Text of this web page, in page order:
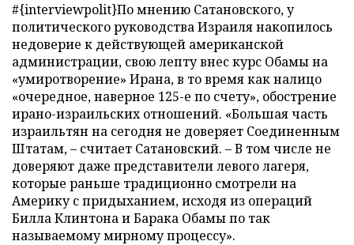
#{interviewpolit}По мнению Сатановского, у
политического руководства Израиля накопилось
недоверие к действующей американской
администрации, свою лепту внес курс Обамы на
«умиротворение» Ирана, в то время как налицо
«очередное, наверное 125-е по счету», обострение
ирано-израильских отношений. «Большая часть
израильтян на сегодня не доверяет Соединенным
Штатам, – считает Сатановский. – В том числе не
доверяют даже представители левого лагеря,
которые раньше традиционно смотрели на
Америку с придыханием, исходя из операций
Билла Клинтона и Барака Обамы по так
называемому мирному процессу».